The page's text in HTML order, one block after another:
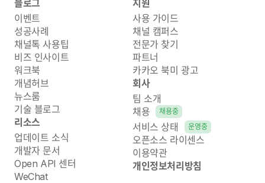
블로그
이벤트
성공사례
채널톡 사용팁
비즈 인사이트
워크북
개념허브
뉴스룸
기술 블로그
리소스
업데이트 소식
개발자 문서
Open API 센터
WeChat
지원
사용 가이드
채널 캠퍼스
전문가 찾기
파트너
카카오 북미 광고
회사
팀 소개
채용
채용중
서비스 상태 운영중
오픈소스 라이센스
이용약관
개인정보처리방침